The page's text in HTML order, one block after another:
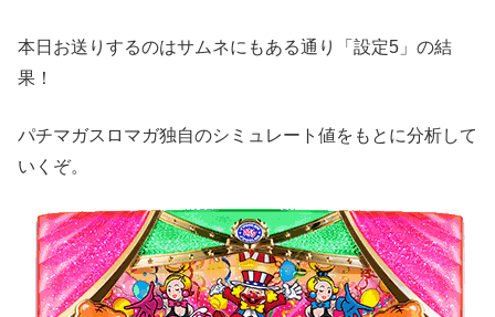
本日お送りするのはサムネにもある通り「設定5」の結
果！
パチマガスロマガ独自のシミュレート値をもとに分析して
いくぞ。